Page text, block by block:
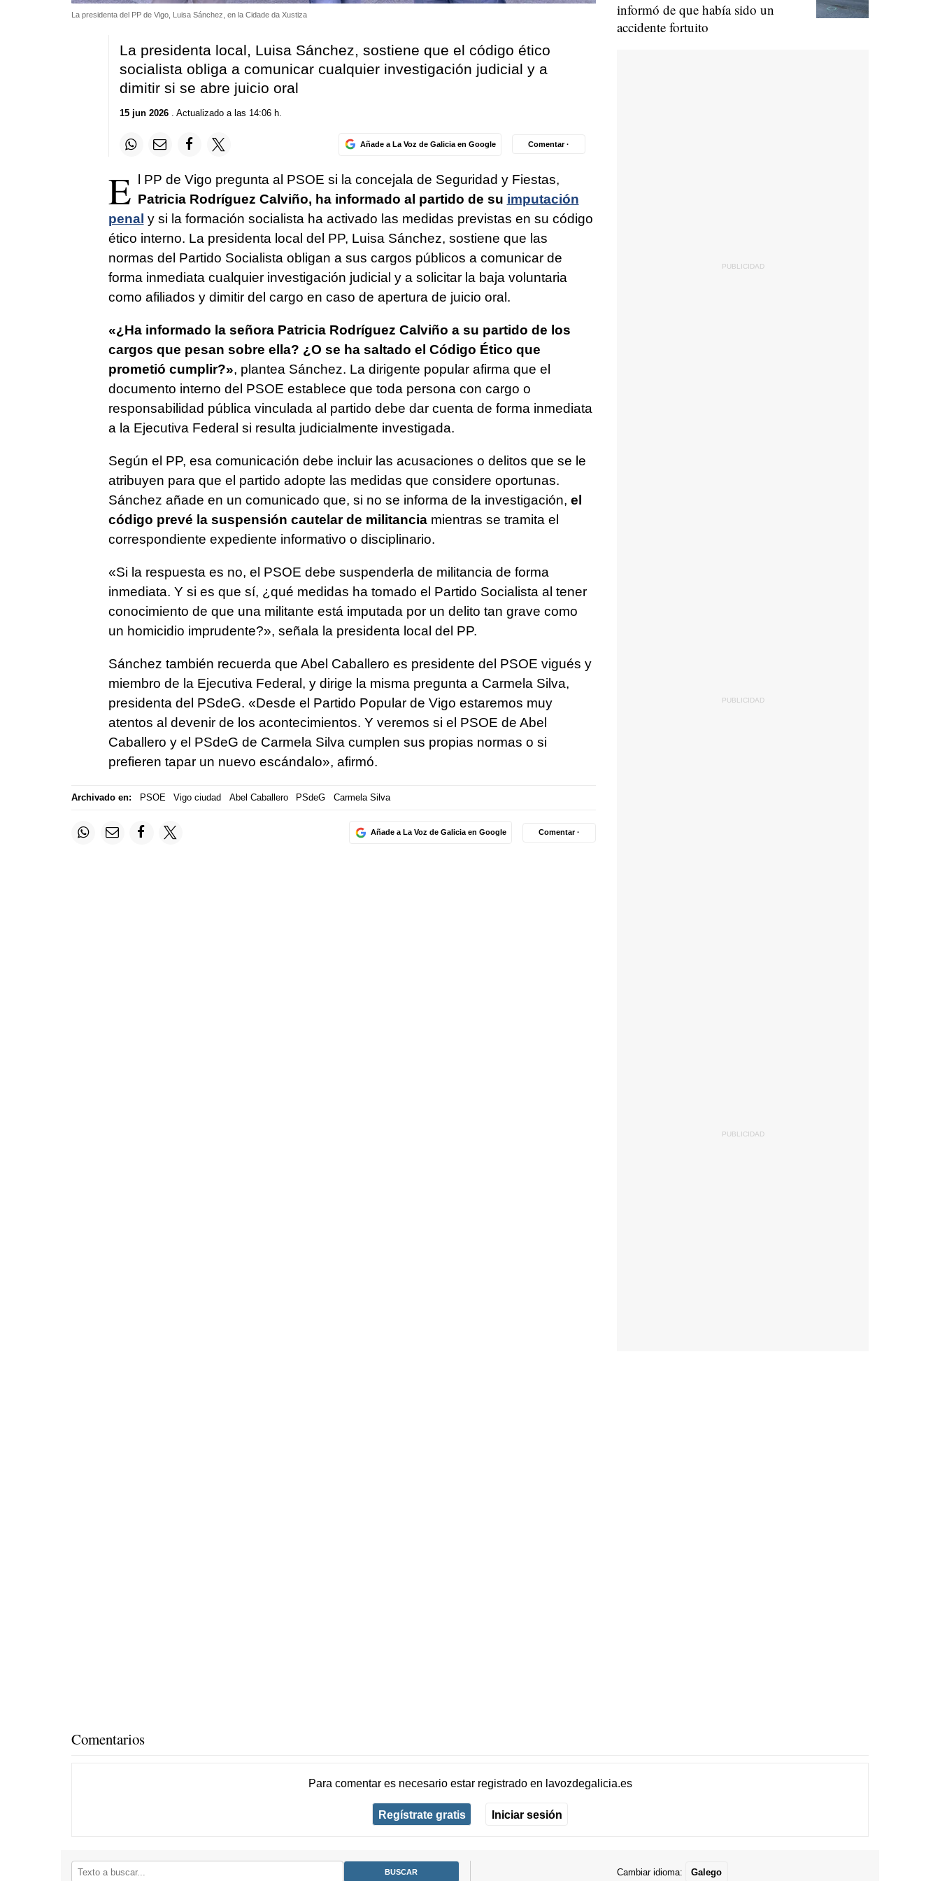
La presidenta del PP de Vigo, Luisa Sánchez, en la Cidade da Xustiza
La presidenta local, Luisa Sánchez, sostiene que el código ético
socialista obliga a comunicar cualquier investigación judicial y a
dimitir si se abre juicio oral
15 jun 2026. Actualizado a las 14:06 h.
Añade a La Voz de Galicia en Google Comentar ·
E l PP de Vigo pregunta al PSOE si la concejala de Seguridad y Fiestas,
Patricia Rodríguez Calviño, ha informado al partido de su imputación
penal y si la formación socialista ha activado las medidas previstas en su código
ético interno. La presidenta local del PP, Luisa Sánchez, sostiene que las
normas del Partido Socialista obligan a sus cargos públicos a comunicar de
forma inmediata cualquier investigación judicial y a solicitar la baja voluntaria
como afiliados y dimitir del cargo en caso de apertura de juicio oral.
«¿Ha informado la señora Patricia Rodríguez Calviño a su partido de los
cargos que pesan sobre ella? ¿O se ha saltado el Código Ético que
prometió cumplir?», plantea Sánchez. La dirigente popular afirma que el
documento interno del PSOE establece que toda persona con cargo o
responsabilidad pública vinculada al partido debe dar cuenta de forma inmediata
a la Ejecutiva Federal si resulta judicialmente investigada.
Según el PP, esa comunicación debe incluir las acusaciones o delitos que se le
atribuyen para que el partido adopte las medidas que considere oportunas.
Sánchez añade en un comunicado que, si no se informa de la investigación, el
código prevé la suspensión cautelar de militanciamientras se tramita el
correspondiente expediente informativo o disciplinario.
«Si la respuesta es no, el PSOE debe suspenderla de militancia de forma
inmediata. Y si es que sí, ¿qué medidas ha tomado el Partido Socialista al tener
conocimiento de que una militante está imputada por un delito tan grave como
un homicidio imprudente?», señala la presidenta local del PP.
Sánchez también recuerda que Abel Caballero es presidente del PSOE vigués y
miembro de la Ejecutiva Federal, y dirige la misma pregunta a Carmela Silva,
presidenta del PSdeG. «Desde el Partido Popular de Vigo estaremos muy
atentos al devenir de los acontecimientos. Y veremos si el PSOE de Abel
Caballero y el PSdeG de Carmela Silva cumplen sus propias normas o si
prefieren tapar un nuevo escándalo», afirmó.
Archivado en: PSOE Vigo ciudad Abel Caballero PSdeG Carmela Silva
Añade a La Voz de Galicia en Google Comentar ·
informó de que había sido un
accidente fortuito
Comentarios
Para comentar es necesario estar registradoen lavozdegalicia.es
Regístrate gratis Iniciar sesión
Cambiar idioma: Galego